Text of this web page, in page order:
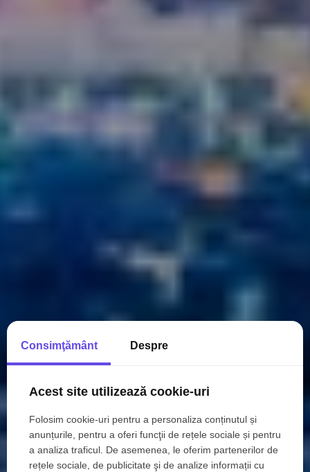
Consimţământ Despre
Acest site utilizează cookie-uri
Folosim cookie-uri pentru a personaliza conținutul și
anunțurile, pentru a oferi funcţii de rețele sociale și pentru
a analiza traficul. De asemenea, le oferim partenerilor de
rețele sociale, de publicitate şi de analize informații cu